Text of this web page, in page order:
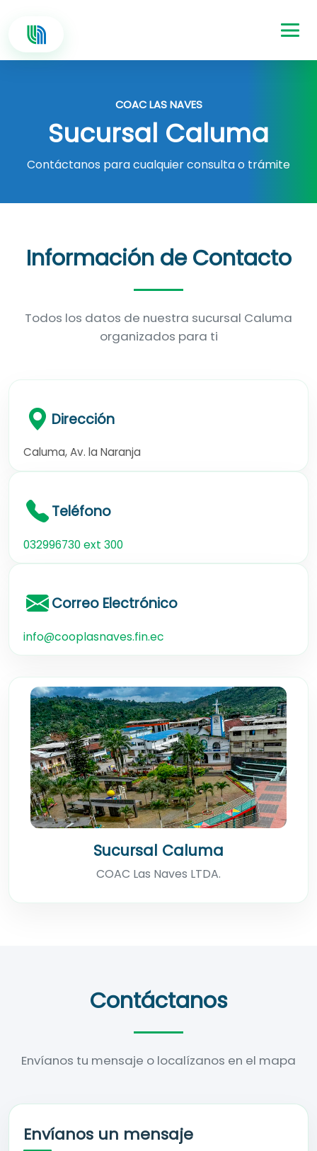
COAC LAS NAVES
Sucursal Caluma
Contáctanos para cualquier consulta o trámite
Información de Contacto
Todos los datos de nuestra sucursal Caluma
organizados para ti
Dirección
Caluma, Av. la Naranja
Teléfono
032996730 ext 300
Correo Electrónico
info@cooplasnaves.fin.ec
Sucursal Caluma
COAC Las Naves LTDA.
Contáctanos
Envíanos tu mensaje o localízanos en el mapa
Envíanos un mensaje